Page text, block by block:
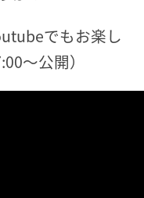
でもお楽し
～公開）